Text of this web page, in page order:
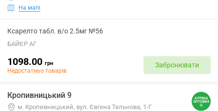
На мапі
Ксарелто табл. в/о 2.5мг №56
БАЙЄР АГ
1098.00 грн
Недостатньо товарів
Забронювати
Кропивницький 9
м. Кропивницький, вул. Євгена Тельнова, 1-Г